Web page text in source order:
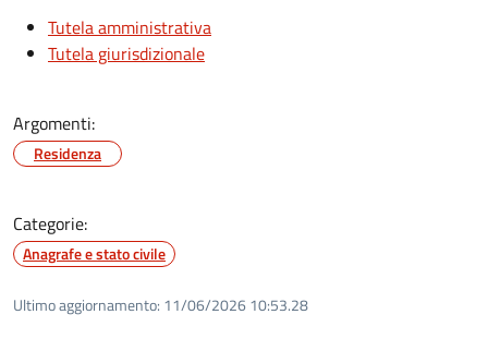
Tutela amministrativa
Tutela giurisdizionale
Argomenti:
Residenza
Categorie:
Anagrafe e stato civile
Ultimo aggiornamento: 11/06/2026 10:53.28